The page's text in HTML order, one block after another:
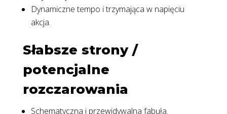
Dynamiczne tempo i trzymająca w napięciu
akcja.
Słabsze strony /
potencjalne
rozczarowania
Schematyczna i przewidywalna fabuła.